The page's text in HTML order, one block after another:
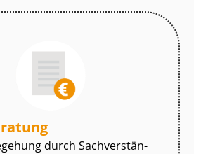
durch Sach­ver­stän­